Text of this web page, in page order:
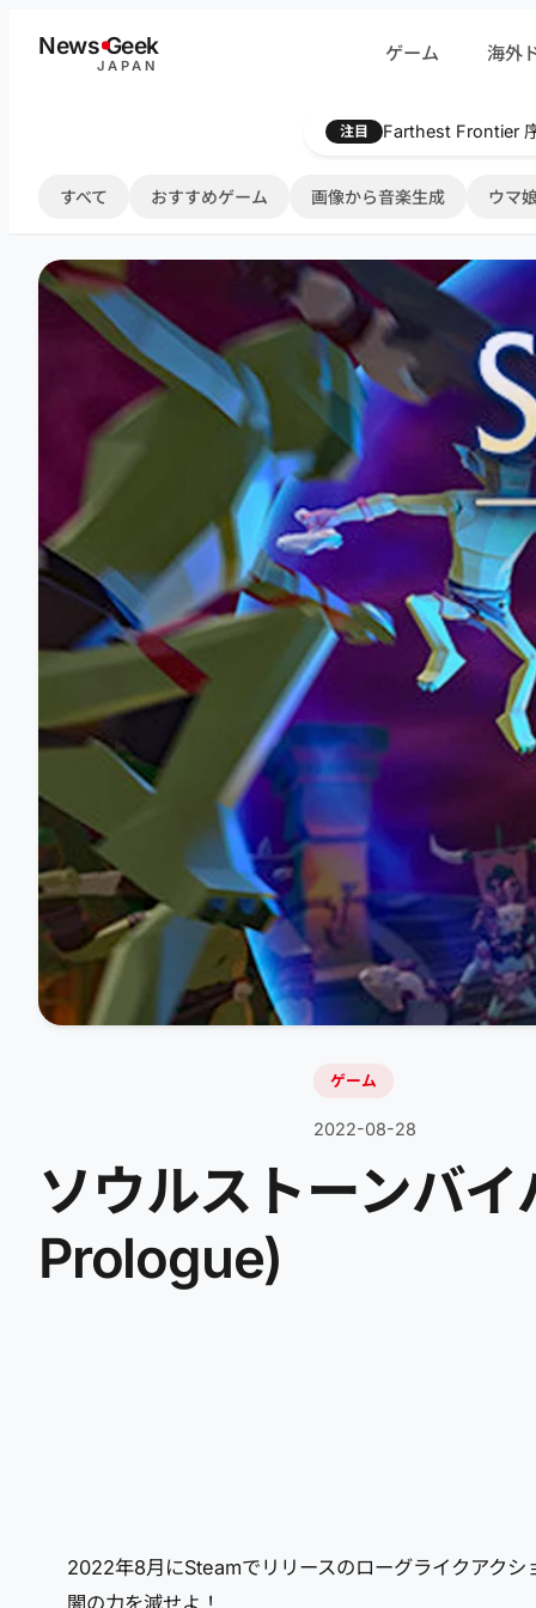
NewsGeek
JAPAN
ゲーム 海外
注目 Farthest Frontier
すべて おすすめゲーム 画像から音楽生成 ウマ
ゲーム
2022-08-28
ソウルストーンバ
Prologue)
2022年8月にSteamでリリースのローグライクアク